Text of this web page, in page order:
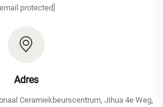
[email protected]
Adres
Ceramiekbeurscentrum, Jihua 4e Weg,